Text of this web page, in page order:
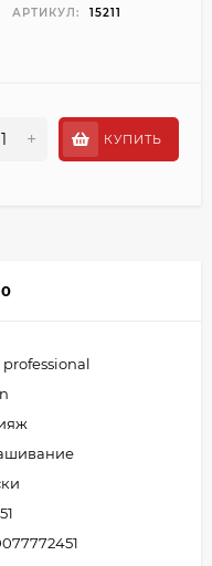
АРТИКУЛ: 15211
+ КУПИТЬ
0